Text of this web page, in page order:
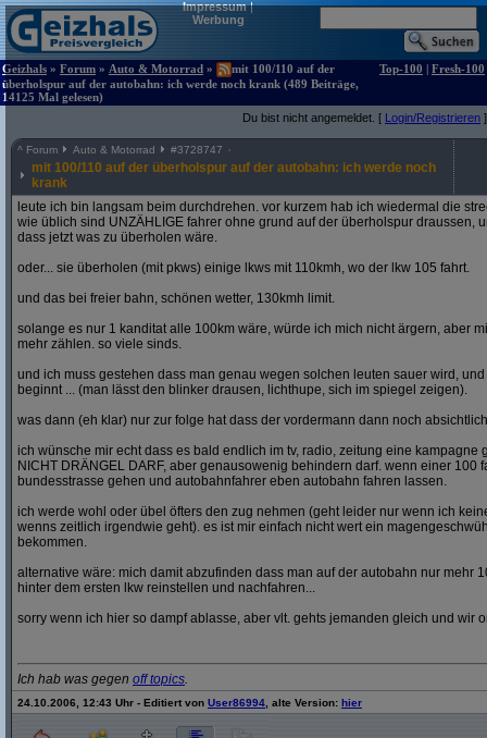
Impressum|
Werbung
Geizhals » Forum » Auto & Motorrad »
mit 100/110 auf der
überholspur auf der autobahn: ich werde noch krank (489 Beiträge,
14125 Mal gelesen)
Top-100 | Fresh-100
Du bist nicht angemeldet. [ Login/Registrieren ]
^ Forum Auto & Motorrad #3728747
mit 100/110 auf der überholspur auf der autobahn: ich werde noch
krank
leute ich bin langsam beim durchdrehen. vor kurzem hab ich wiedermal die
wie üblich sind UNZÄHLIGE fahrer ohne grund auf der überholspur draussen,
dass jetzt was zu überholen wäre.
oder... sie überholen (mit pkws) einige lkws mit 110kmh, wo der lkw 105 fahrt.
und das bei freier bahn, schönen wetter, 130kmh limit.
solange es nur 1 kanditat alle 100km wäre, würde ich mich nicht ärgern, aber
mehr zählen. so viele sinds.
und ich muss gestehen dass man genau wegen solchen leuten sauer wird,
beginnt ... (man lässt den blinker drausen, lichthupe, sich im spiegel zeigen).
was dann (eh klar) nur zur folge hat dass der vordermann dann noch
ich wünsche mir echt dass es bald endlich im tv, radio, zeitung eine kampagne
NICHT DRÄNGEL DARF, aber genausowenig behindern darf. wenn einer 100
bundesstrasse gehen und autobahnfahrer eben autobahn fahren lassen.
ich werde wohl oder übel öfters den zug nehmen (geht leider nur wenn ich
wenns zeitlich irgendwie geht). es ist mir einfach nicht wert ein
bekommen.
alternative wäre: mich damit abzufinden dass man auf der autobahn nur mehr
hinter dem ersten lkw reinstellen und nachfahren...
sorry wenn ich hier so dampf ablasse, aber vlt. gehts jemanden gleich und wir
Ich hab was gegen off topics.
24.10.2006, 12:43 Uhr - Editiert von User86994 , alte Version: hier